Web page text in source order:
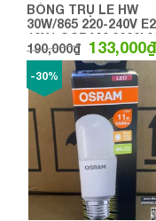
BÓNG TRỤ LE HW
30W/865 220-240V
10X1 OSRAM
190,000₫ 133,000₫
-30%